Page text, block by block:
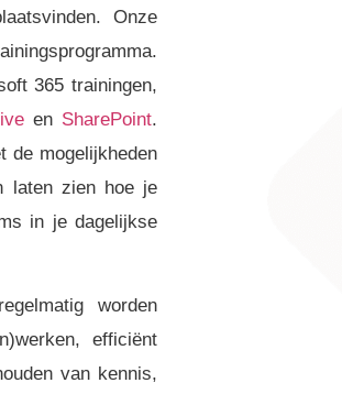
Onze
365 trainingen,
en SharePoint.
de mogelijkheden
laten zien hoe je
in je dagelijkse
worden
efficiënt
van kennis,